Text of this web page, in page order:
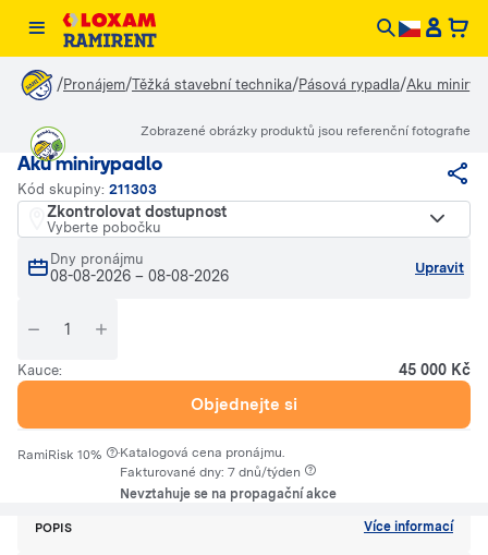
/Pronájem/Těžká stavební technika/Pásová rypadla/Aku
Aku minirypadlo
Kód skupiny: 211303
Zkontrolovat dostupnost
Vyberte pobočku
Dny pronájmu
08-08-2026 – 08-08-2026 Upravit
Kauce: 45 000 Kč
Objednejte si
RamiRisk 10% ·Katalogová cena pronájmu.
Fakturované dny: 7 dnů/týden
Nevztahuje se na propagační akce
Zobrazené obrázky produktů jsou referenční fotografie
POPIS Více informací